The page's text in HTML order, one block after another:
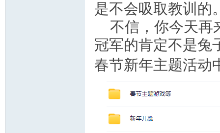
是不会吸取教训的
不信，你今天再
冠军的肯定不是兔
春节新年主题活动